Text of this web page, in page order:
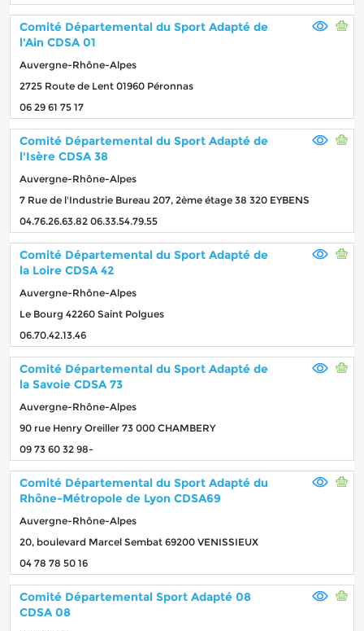
Comité Départemental du Sport Adapté de
l'Ain CDSA 01
Auvergne-Rhône-Alpes
2725 Route de Lent 01960 Péronnas
06 29 61 75 17
Comité Départemental du Sport Adapté de
l'Isère CDSA 38
Auvergne-Rhône-Alpes
7 Rue de l'Industrie Bureau 207, 2ème étage 38 320 EYBENS
04.76.26.63.82 06.33.54.79.55
Comité Départemental du Sport Adapté de
la Loire CDSA 42
Auvergne-Rhône-Alpes
Le Bourg 42260 Saint Polgues
06.70.42.13.46
Comité Départemental du Sport Adapté de
la Savoie CDSA 73
Auvergne-Rhône-Alpes
90 rue Henry Oreiller 73 000 CHAMBERY
09 73 60 32 98-
Comité Départemental du Sport Adapté du
Rhône-Métropole de Lyon CDSA69
Auvergne-Rhône-Alpes
20, boulevard Marcel Sembat 69200 VENISSIEUX
04 78 78 50 16
Comité Départemental Sport Adapté 08
CDSA 08